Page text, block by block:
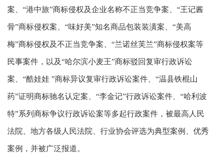
案、“港中旅”商标侵权及企业名称不正当竞争案、“王记酱
骨”商标侵权案、“味好美”知名商品包装装潢案、“美高
梅”商标侵权及不正当竞争案、“兰诺丝芙兰”商标侵权案等
民事案件，以及“哈尔滨小麦王”商标驳回复审行政诉讼
案、“酷娃娃 ”商标异议复审行政诉讼案件、“温县铁棍山
药”证明商标驰名认定案、“李金记”行政诉讼案件、“哈利波
特”系列商标争议行政诉讼案等多起行政案件，被最高人民
法院、地方各级人民法院、行业协会评选为典型案例、优秀
案例，并被广泛报道。